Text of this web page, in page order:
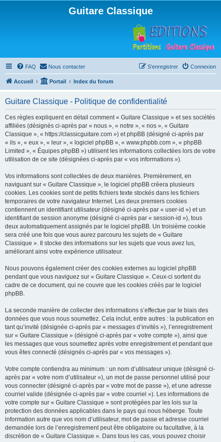
Guitare Classique
FAQ Nous contacter Connexion
S’enregistrer
Accueil Portail Index du forum
Guitare Classique - Politique de confidentialité
Ces règles expliquent en détail comment « Guitare Classique » et ses sociétés
affiliées (désignés ci-après par « nous », « notre », « nos », « Guitare
Classique », « https://classicguitare.com ») et phpBB (désigné ci-après par
« ils », « eux », « leur », « logiciel phpBB », « www.phpbb.com », « phpBB
Limited », « Équipes phpBB ») utilisent les informations collectées lors de votre
utilisation de ce site (désignées ci-après par « vos informations »).
Vos informations sont collectées de deux manières. Premièrement, en
naviguant sur « Guitare Classique », le logiciel phpBB créera plusieurs
cookies. Les cookies sont de petits fichiers texte stockés dans les fichiers
temporaires de votre navigateur Internet. Les deux premiers cookies
contiennent un identifiant utilisateur (désigné ci-après par « user-id ») et un
identifiant de session anonyme (désigné ci-après par « session-id »), tous
deux automatiquement assignés par le logiciel phpBB. Un troisième cookie
sera créé une fois que vous aurez parcouru les sujets de « Guitare
Classique ». Il stocke des informations sur les sujets que vous avez lus,
améliorant ainsi votre expérience utilisateur.
Nous pouvons également créer des cookies externes au logiciel phpBB
pendant que vous naviguez sur « Guitare Classique ». Ceux-ci sortent du
cadre de ce document, qui ne couvre que les cookies créés par le logiciel
phpBB.
La seconde manière de collecter des informations s’effectue par le biais des
données que vous nous soumettez. Cela inclut, entre autres : la publication en
tant qu’invité (désignée ci-après par « messages d’invités »), l’enregistrement
sur « Guitare Classique » (désigné ci-après par « votre compte »), ainsi que
les messages que vous soumettez après votre enregistrement et pendant que
vous êtes connecté (désignés ci-après par « vos messages »).
Votre compte contiendra au minimum : un nom d’utilisateur unique (désigné ci-
après par « votre nom d’utilisateur »), un mot de passe personnel utilisé pour
vous connecter (désigné ci-après par « votre mot de passe »), et une adresse
courriel valide (désignée ci-après par « votre courriel »). Les informations de
votre compte sur « Guitare Classique » sont protégées par les lois sur la
protection des données applicables dans le pays qui nous héberge. Toute
information autre que vos nom d’utilisateur, mot de passe et adresse courriel
demandée lors de l’enregistrement peut être obligatoire ou facultative, à la
discrétion de « Guitare Classique ». Dans tous les cas, vous pouvez choisir